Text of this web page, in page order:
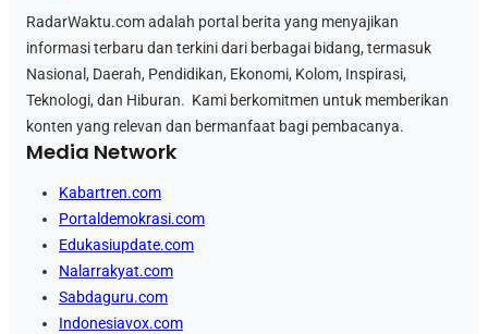
RadarWaktu.com adalah portal berita yang menyajikan
informasi terbaru dan terkini dari berbagai bidang, termasuk
Nasional, Daerah, Pendidikan, Ekonomi, Kolom, Inspirasi,
Teknologi, dan Hiburan. Kami berkomitmen untuk memberikan
konten yang relevan dan bermanfaat bagi pembacanya.
Media Network
Kabartren.com
Portaldemokrasi.com
Edukasiupdate.com
Nalarrakyat.com
Sabdaguru.com
Indonesiavox.com